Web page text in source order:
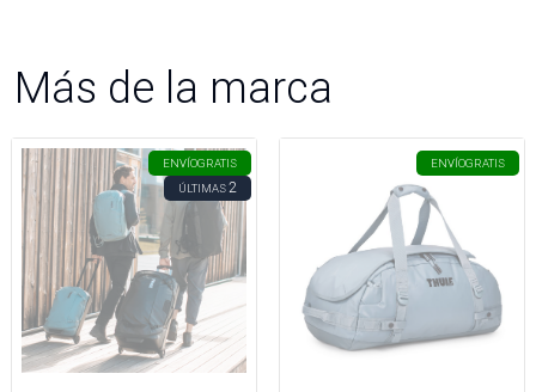
Más de la marca
ENVÍOGRATIS
ÚLTIMAS2
ENVÍOGRATIS